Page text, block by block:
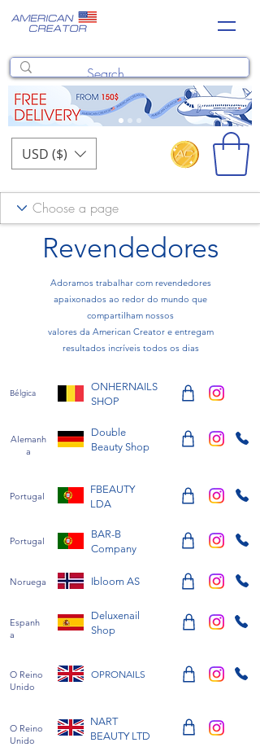
USD ($)
Revendedores
Adoramos trabalhar com revendedores
apaixonados ao redor do mundo que
compartilham nossos
valores da American Creator e entregam
resultados incríveis todos os dias
Bélgica
ONHERNAILS
SHOP
Alemanh
a
Double
Beauty Shop
Portugal
FBEAUTY
LDA
Portugal
BAR-B
Company
Noruega Ibloom AS
Espanh
a
Deluxenail
Shop
O Reino
Unido
OPRONAILS
O Reino
Unido
NART
BEAUTY LTD